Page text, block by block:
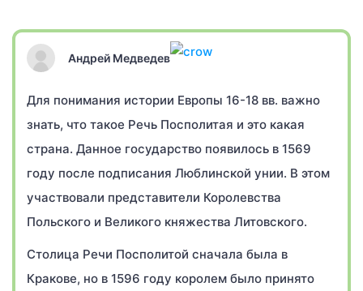
Андрей Медведев
Для понимания истории Европы 16-18 вв. важно
знать, что такое Речь Посполитая и это какая
страна. Данное государство появилось в 1569
году после подписания Люблинской унии. В этом
участвовали представители Королевства
Польского и Великого княжества Литовского.
Столица Речи Посполитой сначала была в
Кракове, но в 1596 году королем было принято